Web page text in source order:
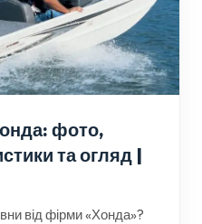
фото,
та огляд |
від фірми «Хонда»?